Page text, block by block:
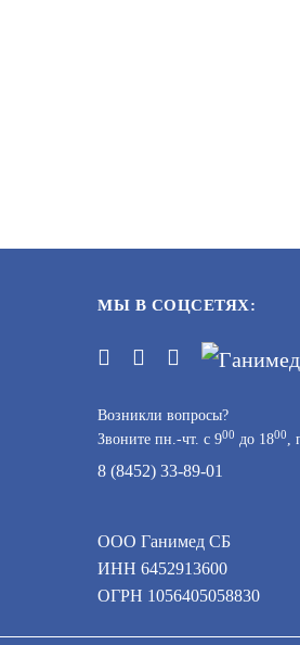
обработку персональных данных при
I
МЫ В СОЦСЕТЯХ:
Возникли вопросы?
Звоните пн.-чт. с 900 до 1800,
8 (8452) 33-89-01
ООО Ганимед СБ
ИНН 6452913600
ОГРН 1056405058830